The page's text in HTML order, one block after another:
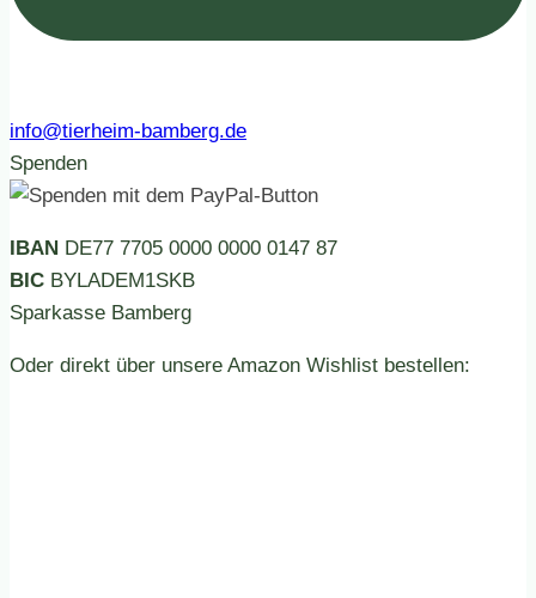
info@tierheim-bamberg.de
Spenden
IBAN DE77 7705 0000 0000 0147 87
BIC BYLADEM1SKB
Sparkasse Bamberg
Oder direkt über unsere Amazon Wishlist bestellen: